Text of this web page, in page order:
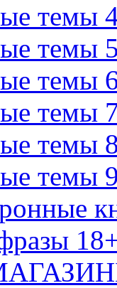
темы
темы
темы
темы
темы
темы